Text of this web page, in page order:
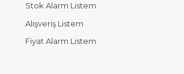
Stok Alarm Listem
Alışveriş Listem
Fiyat Alarm Listem